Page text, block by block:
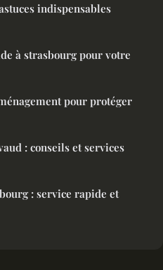
indispensables
à strasbourg pour votre
pour protéger
: conseils et services
: service rapide et